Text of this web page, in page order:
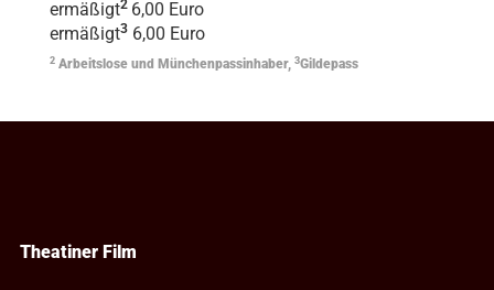
ermäßigt2 6,00 Euro
ermäßigt3 6,00 Euro
2 Arbeitslose und Münchenpassinhaber, 3Gildepass
Theatiner Film